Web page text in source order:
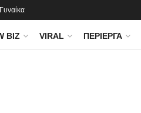
Γυναίκα
BIZ VIRAL ΠΕΡΊΕΡΓΑ